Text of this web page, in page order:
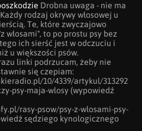
Drobna uwaga - nie ma
rodzaj okrywy włosowej u
Te, które zwyczajowo
włosami", to po prostu psy bez
ich sierść jest w odczuciu i
u większości psów.
linki podrzucam, żeby nie
się czepiam:
10/4339/artykul/313292
psy-maja-wlosy (wypowiedź
rasy-psow/psy-z-wlosami-psy-
sędziego kynologicznego